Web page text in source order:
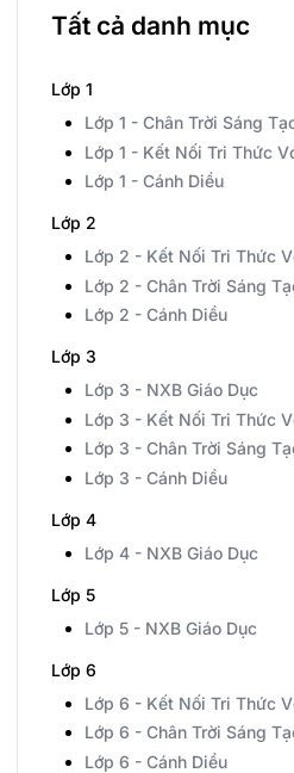
Tất cả danh mục
Lớp 1
Lớp 1 - Chân Trời Sáng
Lớp 1 - Kết Nối Tri Thức
Lớp 1 - Cánh Diều
Lớp 2
Lớp 2 - Kết Nối Tri Thức
Lớp 2 - Chân Trời Sáng
Lớp 2 - Cánh Diều
Lớp 3
Lớp 3 - NXB Giáo Dục
Lớp 3 - Kết Nối Tri Thức
Lớp 3 - Chân Trời Sáng
Lớp 3 - Cánh Diều
Lớp 4
Lớp 4 - NXB Giáo Dục
Lớp 5
Lớp 5 - NXB Giáo Dục
Lớp 6
Lớp 6 - Kết Nối Tri Thức
Lớp 6 - Chân Trời Sáng
Lớp 6 - Cánh Diều